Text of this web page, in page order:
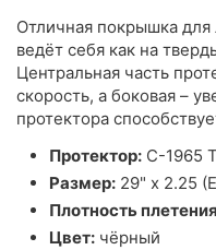
Отличная покрышка
ведёт себя как на
Центральная часть
скорость, а боковая –
протектора
Протектор: C-1965
Размер: 29" x 2.25
Плотность
Цвет: чёрный